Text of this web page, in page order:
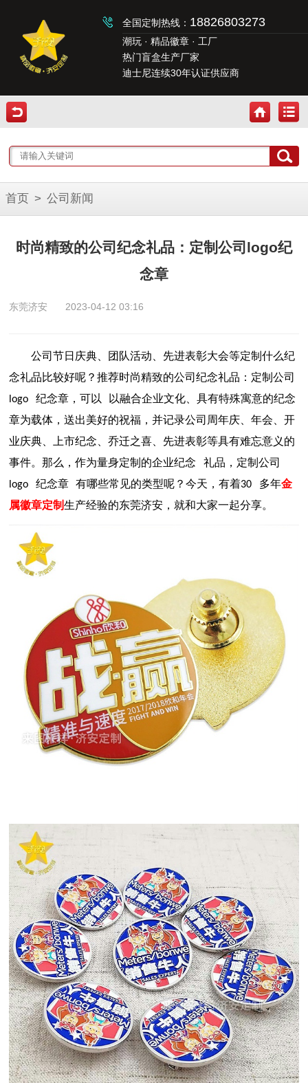
全国定制热线： 18826803273
潮玩 · 精品徽章 · 工厂
热门盲盒生产厂家
迪士尼连续30年认证供应商
首页 > 公司新闻
时尚精致的公司纪念礼品：定制公司logo纪
念章
东莞济安 2023-04-12 03:16
公司节日庆典、团队活动、 先进表彰大会等定制什么纪
念礼品比较好呢？推荐时尚精致的公司纪念礼品：定制公司
logo 纪念章，可以
以融合企业文化、具有特殊寓意的纪念
章为载体，送出美好的祝福，并记录公司周年庆、年会、开
业庆典、上市纪念、乔迁之喜、先进表彰等具有难忘意义的
事件。那么，作为量身定制的企业纪念
礼品 ，定制公司
logo 纪念章 有哪些常见的类型呢？今天，有着30 多年金
属徽章定制生产经验的东莞济安，就和大家一起分享。